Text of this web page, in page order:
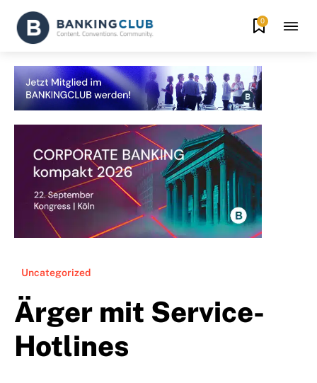
0
Uncategorized
Ärger mit Service-
Hotlines